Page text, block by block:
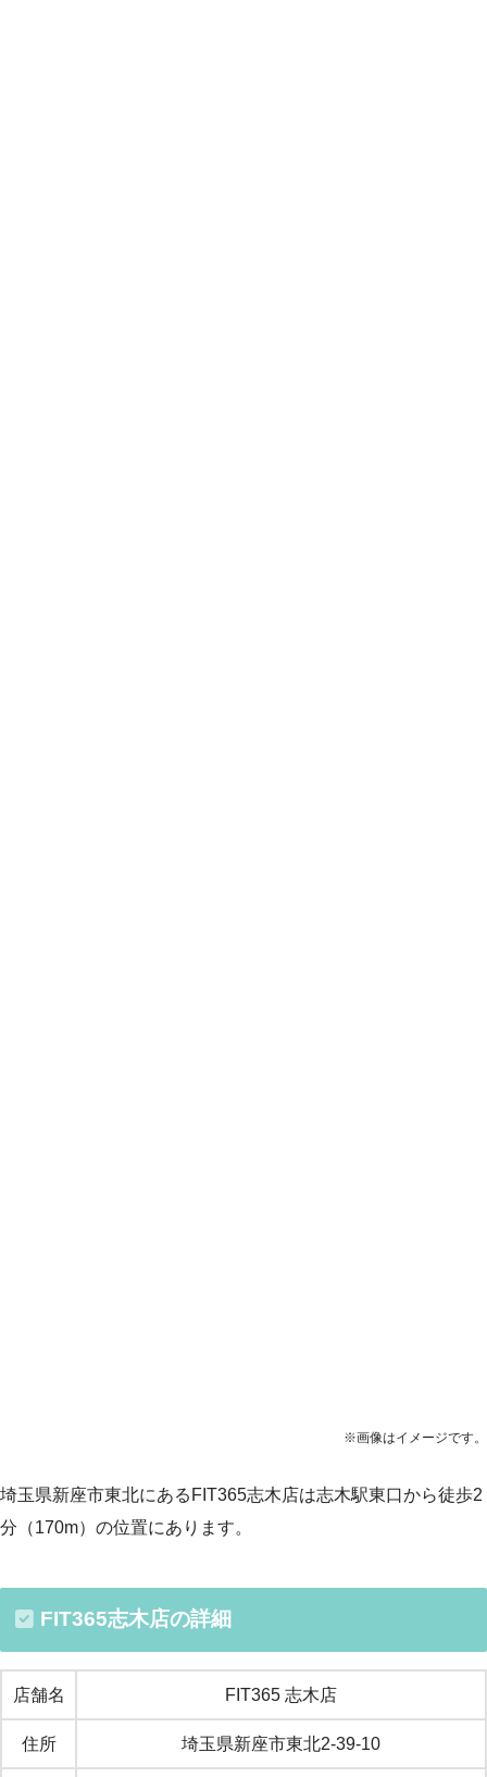
※画像はイメージです。
埼玉県新座市東北にあるFIT365志木店は志木駅東口から徒歩2
分（170m）の位置にあります。
FIT365志木店の詳細
店舗名 FIT365 志木店
住所 埼玉県新座市東北2‐39‐10